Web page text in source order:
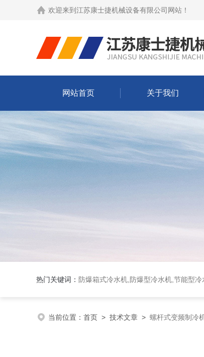
欢迎来到 江苏康士捷机械设备有限公司网站 ！
网站首页 关于我们
热门关键词： 防爆箱式冷水机,防爆型冷水机,节能型
当前位置： 首页 > 技术文章 > 螺杆式变频制冷